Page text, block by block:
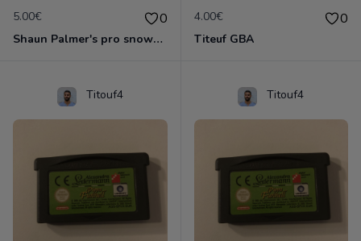
5.00€ 0
Shaun Palmer's pro snowboarder
4.00€ 0
Titeuf GBA
Titouf4 Titouf4